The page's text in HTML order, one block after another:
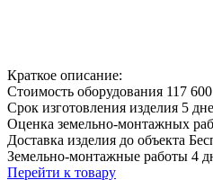
Краткое описание:
Стоимость оборудования 117
Срок изготовления изделия 5
Оценка земельно-монтажных
Доставка изделия до объекта
Земельно-монтажные работы 4
Перейти к товару